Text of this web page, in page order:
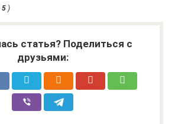
5 )
статья? Поделиться с
друзьями: